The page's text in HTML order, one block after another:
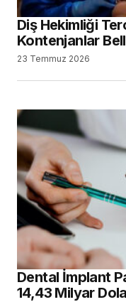
Diş Hekimliği
Kontenjanlar
23 Temmuz 2026
Dental İmplant
14,43 Milyar